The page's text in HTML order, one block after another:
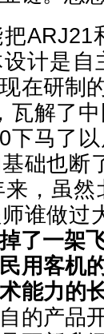
ARJ21
计是自
在研制
瓦解了
下马了
础也断
，虽
谁做过
了一架
用客机
能力的
的产品